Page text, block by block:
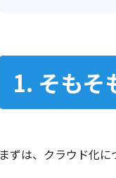
1. そもそ
まずは、クラウド化に